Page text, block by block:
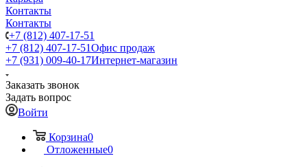
Контакты
Контакты
+7 (812) 407-17-51
+7 (812) 407-17-51Офис продаж
+7 (931) 009-40-17Интернет-магазин
Заказать звонок
Задать вопрос
Войти
Корзина0
Отложенные0